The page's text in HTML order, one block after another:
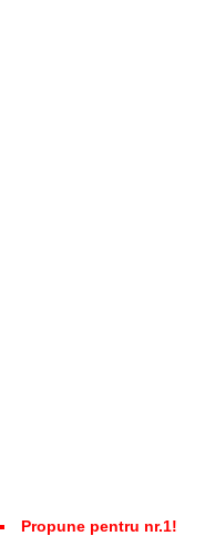
Propune pentru nr.1!